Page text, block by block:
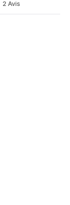
Avis
5
2 Avis